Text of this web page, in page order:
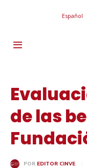
Español
de las
POR EDITOR CINVE